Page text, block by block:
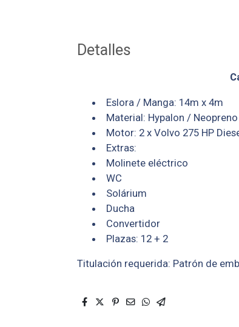
Detalles
Eslora / Manga: 14m x 4m
Material: Hypalon / Neopreno
Motor: 2 x Volvo 275 HP
Extras:
Molinete eléctrico
WC
Solárium
Ducha
Convertidor
Plazas: 12 + 2
Titulación requerida: Patrón de